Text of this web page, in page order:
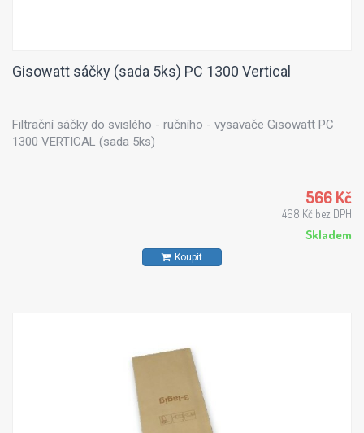
Gisowatt sáčky (sada 5ks) PC 1300 Vertical
Filtrační sáčky do svislého - ručního - vysavače Gisowatt PC
1300 VERTICAL (sada 5ks)
566 Kč
468 Kč bez DPH
Skladem
Koupit